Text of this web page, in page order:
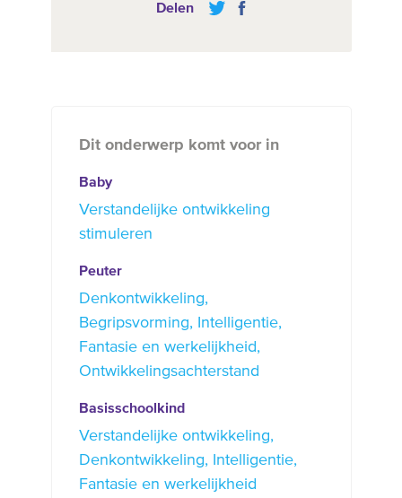
Delen
Dit onderwerp komt voor in
Baby
Verstandelijke ontwikkeling
stimuleren
Peuter
Denkontwikkeling
Begripsvorming
Intelligentie
Fantasie en werkelijkheid
Ontwikkelingsachterstand
Basisschoolkind
Verstandelijke ontwikkeling
Denkontwikkeling
Intelligentie
Fantasie en werkelijkheid